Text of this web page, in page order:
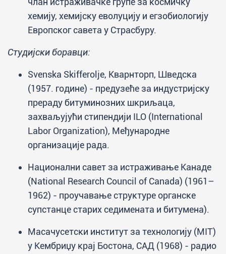
хемију, хемијску еволуцију и егзобиологију
Европског савета у Страсбуру.
Студијски боравци:
Svenska Skifferolje, Кварнторп, Шведска
(1957. године) - предузеће за индустријску
прераду битуминозних шкриљаца,
захваљујући стипендији ILO (International
Labor Organization), Међународне
организације рада.
Национални савет за истраживање Канаде
(National Research Council of Canada) (1961–
1962) - проучавање структуре органске
супстанце старих седимената и битумена).
Масачусетски институт за технологију (MIT)
у Кембриџу крај Бостона, САД (1968) - радио